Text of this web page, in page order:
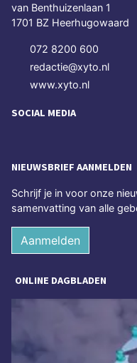
van Benthuizenlaan 1
1701 BZ Heerhugowaard
072 8200 600
redactie@xyto.nl
www.xyto.nl
SOCIAL MEDIA
NIEUWSBRIEF AANMELDEN
Schrijf je in voor onze
samenvatting van alle
Aanmelden
ONLINE DAGBLADEN